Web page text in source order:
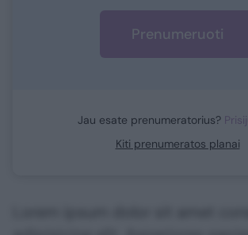
Prenumeruoti
Jau esate prenumeratorius?
Kiti prenumeratos planai